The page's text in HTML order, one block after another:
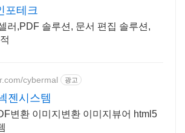
포테크
러,PDF 솔루션, 문서 편집 솔루션,
cybermal 광고
젠시스템
변환 이미지변환 이미지뷰어 html5